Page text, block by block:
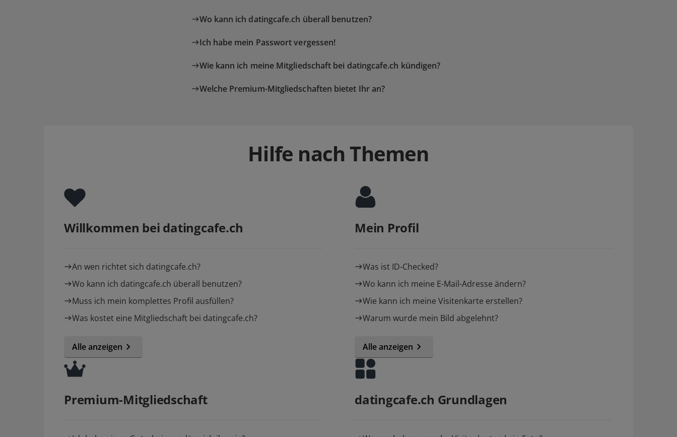
Wo kann ich datingcafe.ch überall benutzen?
Ich habe mein Passwort vergessen!
Wie kann ich meine Mitgliedschaft bei datingcafe.ch kündigen?
Welche Premium-Mitgliedschaften bietet Ihr an?
Hilfe nach Themen
Willkommen bei datingcafe.ch
An wen richtet sich datingcafe.ch?
Wo kann ich datingcafe.ch überall benutzen?
Muss ich mein komplettes Profil ausfüllen?
Was kostet eine Mitgliedschaft bei datingcafe.ch?
Alle anzeigen
Mein Profil
Was ist ID-Checked?
Wo kann ich meine E-Mail-Adresse ändern?
Wie kann ich meine Visitenkarte erstellen?
Warum wurde mein Bild abgelehnt?
Alle anzeigen
Premium-Mitgliedschaft datingcafe.ch Grundlagen